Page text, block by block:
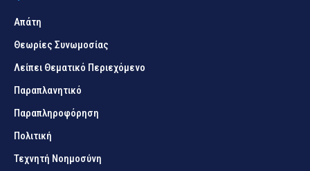
Απάτη
Θεωρίες Συνωμοσίας
Λείπει Θεματικό Περιεχόμενο
Παραπλανητικό
Παραπληροφόρηση
Πολιτική
Τεχνητή Νοημοσύνη